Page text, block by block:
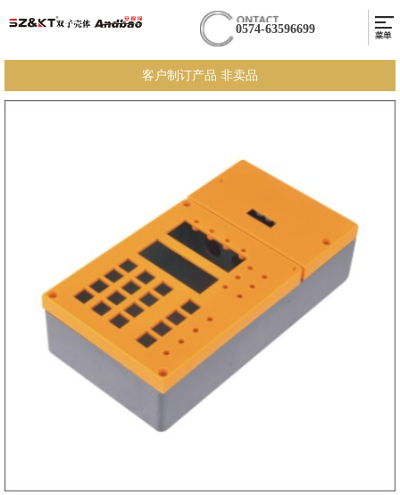
0574-63596699
客户制订产品 非卖品